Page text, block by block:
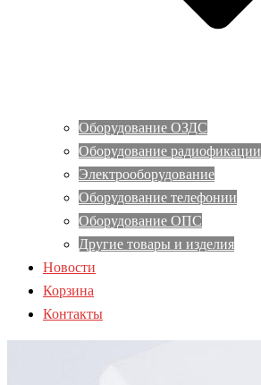
Оборудование ОЗДС
Оборудование радиофикации
Электрооборудование
Оборудование телефонии
Оборудование ОПС
Другие товары и изделия
Новости
Корзина
Контакты